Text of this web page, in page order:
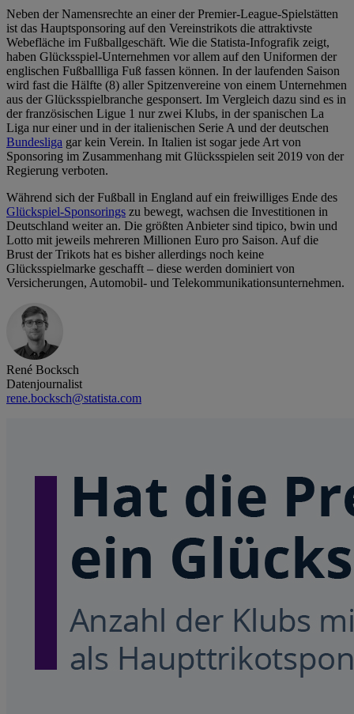
Neben der Namensrechte an einer der Premier-League-Spielstätten
ist das Hauptsponsoring auf den Vereinstrikots die attraktivste
Webefläche im Fußballgeschäft. Wie die Statista-Infografik zeigt,
haben Glücksspiel-Unternehmen vor allem auf den Uniformen der
englischen Fußballliga Fuß fassen können. In der laufenden Saison
wird fast die Hälfte (8) aller Spitzenvereine von einem Unternehmen
aus der Glücksspielbranche gesponsert. Im Vergleich dazu sind es in
der französischen Ligue 1 nur zwei Klubs, in der spanischen La
Liga nur einer und in der italienischen Serie A und der deutschen
Bundesliga gar kein Verein. In Italien ist sogar jede Art von
Sponsoring im Zusammenhang mit Glücksspielen seit 2019 von der
Regierung verboten.
Während sich der Fußball in England auf ein freiwilliges Ende des
Glückspiel-Sponsorings zu bewegt, wachsen die Investitionen in
Deutschland weiter an. Die größten Anbieter sind tipico, bwin und
Lotto mit jeweils mehreren Millionen Euro pro Saison. Auf die
Brust der Trikots hat es bisher allerdings noch keine
Glücksspielmarke geschafft – diese werden dominiert von
Versicherungen, Automobil- und Telekommunikationsunternehmen.
René Bocksch
Datenjournalist
rene.bocksch@statista.com